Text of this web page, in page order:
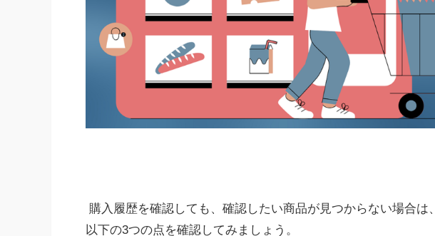
購入履歴を確認しても、確認したい商品が見つからない場合は、
以下の3つの点を確認してみましょう。